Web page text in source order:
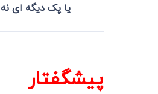
یا پک دیگه ای
پیشگفتار